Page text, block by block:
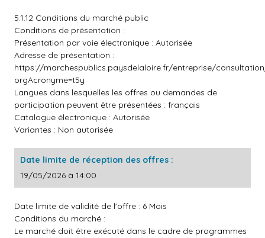
5.1.12 Conditions du marché public
Conditions de présentation :
Présentation par voie électronique : Autorisée
Adresse de présentation :
https://marchespublics.paysdelaloire.fr/entreprise/
orgAcronyme=t5y
Langues dans lesquelles les offres ou demandes de
participation peuvent être présentées : français
Catalogue électronique : Autorisée
Variantes : Non autorisée
Date limite de réception des offres :
19/05/2026 à 14:00
Date limite de validité de l'offre : 6 Mois
Conditions du marché :
Le marché doit être exécuté dans le cadre de programmes